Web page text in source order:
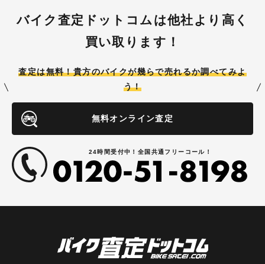
バイク査定ドットコムは他社より高く
買い取ります！
査定は無料！貴方のバイクが幾らで売れるか調べてみよ
う！
無料オンライン査定
24時間受付中！全国共通フリーコール！